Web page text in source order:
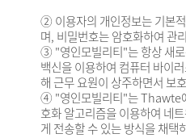
② 이용자의 개인정보는 기본
며, 비밀번호는 암호화하여 관
③ "영인모빌리티"는 항상 새
백신을 이용하여 컴퓨터 바이
해 근무 요원이 상주하면서 보
④ "영인모빌리티"는 Thawte
호화 알고리즘을 이용하여 네
게 전송할 수 있는 방식을 채택